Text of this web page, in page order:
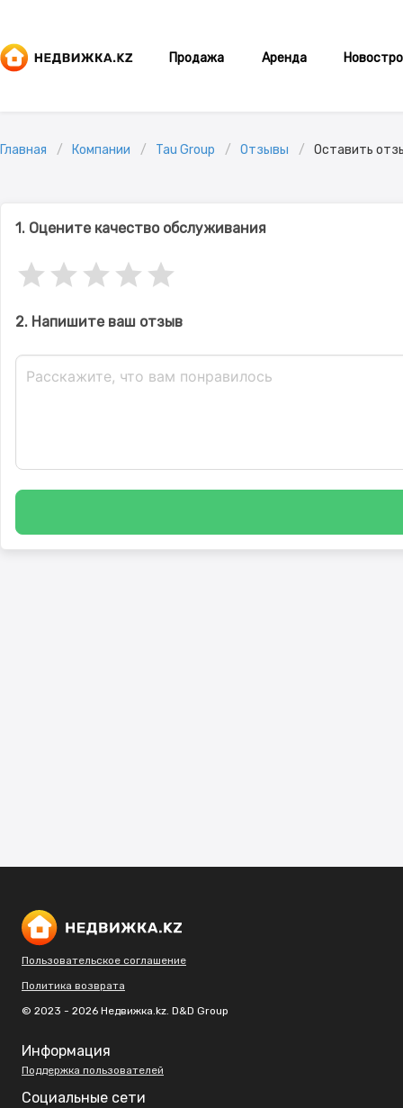
Продажа Аренда
Главная Компании Tau Group Отзывы Оставить
1. Оцените качество обслуживания
2. Напишите ваш отзыв
Пользовательское соглашение
Политика возврата
© 2023 - 2026 Недвижка.kz. D&D Group
Информация
Поддержка пользователей
Социальные сети